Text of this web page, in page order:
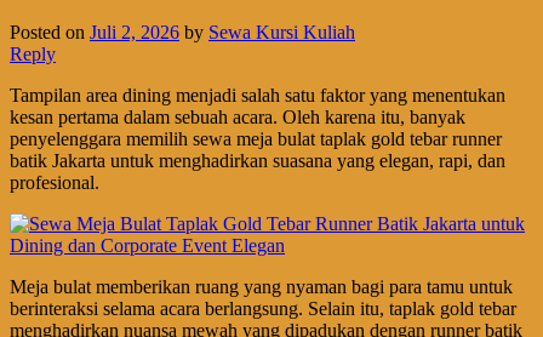
Posted on Juli 2, 2026 by Sewa Kursi Kuliah
Reply
Tampilan area dining menjadi salah satu faktor yang menentukan
kesan pertama dalam sebuah acara. Oleh karena itu, banyak
penyelenggara memilih sewa meja bulat taplak gold tebar runner
batik Jakarta untuk menghadirkan suasana yang elegan, rapi, dan
profesional.
Meja bulat memberikan ruang yang nyaman bagi para tamu untuk
berinteraksi selama acara berlangsung. Selain itu, taplak gold tebar
menghadirkan nuansa mewah yang dipadukan dengan runner batik